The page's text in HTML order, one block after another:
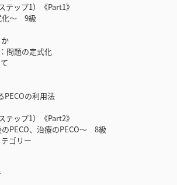
テップ1）《Part1》
化～ 9級
問題の定式化
の利用法
テップ1）《Part2》
PECO、治療のPECO～ 8級
ゴリー